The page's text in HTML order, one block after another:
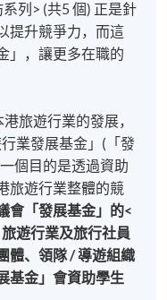
列> (共5 個) 正是針
提升競爭力，而這
」，讓更多在職的
旅遊行業的發展，
業發展基金」(「發
個目的是透過資助
旅遊行業整體的競
會「發展基金」的<
遊行業及旅行社員
體、領隊 / 導遊組織
基金」會資助學生